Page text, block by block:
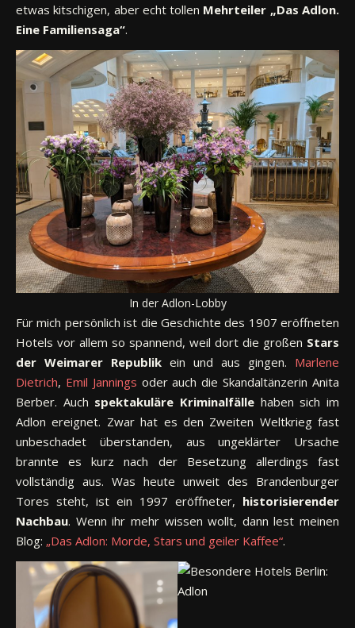
etwas kitschigen, aber echt tollen Mehrteiler „Das Adlon.
Eine Familiensaga“.
In der Adlon-Lobby
Für mich persönlich ist die Geschichte des 1907 eröffneten
Hotels vor allem so spannend, weil dort die großen Stars
der Weimarer Republik ein und aus gingen. Marlene
Dietrich, Emil Jannings oder auch die Skandaltänzerin Anita
Berber. Auch spektakuläre Kriminalfälle haben sich im
Adlon ereignet. Zwar hat es den Zweiten Weltkrieg fast
unbeschadet überstanden, aus ungeklärter Ursache
brannte es kurz nach der Besetzung allerdings fast
vollständig aus. Was heute unweit des Brandenburger
Tores steht, ist ein 1997 eröffneter, historisierender
Nachbau. Wenn ihr mehr wissen wollt, dann lest meinen
Blog: „Das Adlon: Morde, Stars und geiler Kaffee“.